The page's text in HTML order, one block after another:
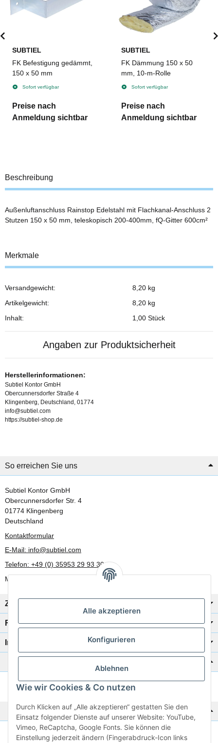
Alle akzeptieren
Konfigurieren
Ablehnen
Wie wir Cookies & Co nutzen
Durch Klicken auf „Alle akzeptieren“ gestatten Sie den
Einsatz folgender Dienste auf unserer Website: YouTube,
Vimeo, ReCaptcha, Google Fonts. Sie können die
Einstellung jederzeit ändern (Fingerabdruck-Icon links
SUBTIEL
FK Befestigung gedämmt,
150 x 50 mm
Sofort verfügbar
Preise nach
Anmeldung sichtbar
SUBTIEL
FK Dämmung 150 x 50
mm, 10-m-Rolle
Sofort verfügbar
Preise nach
Anmeldung sichtbar
Beschreibung
Außenluftanschluss Rainstop Edelstahl mit Flachkanal-Anschluss 2
Stutzen 150 x 50 mm, teleskopisch 200-400mm, fQ-Gitter 600cm²
Merkmale
Produkteigenschaft
Wert
Versandgewicht:
8,20 kg
Artikelgewicht:
8,20 kg
Inhalt:
1,00 Stück
Angaben zur Produktsicherheit
Herstellerinformationen:
Subtiel Kontor GmbH
Obercunnersdorfer Straße 4
Klingenberg, Deutschland, 01774
info@subtiel.com
https://subtiel-shop.de
So erreichen Sie uns
Subtiel Kontor GmbH
Obercunnersdorfer Str. 4
01774 Klingenberg
Deutschland
Kontaktformular
E-Mail: info@subtiel.com
Telefon: +49 (0) 35953 29 93 30
Mo-Fr: 8:00 Uhr - 17:00 Uhr
Zahlung/Versand
Rechtliches
Informationen
Zur Schnellbestellung
Noch kein Katalog?
Preisliste anschauen